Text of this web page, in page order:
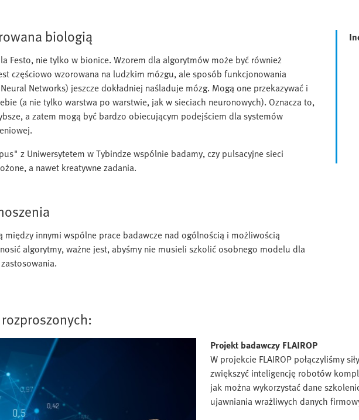
biologią
Festo, nie tylko w bionice. Wzorem dla algorytmów może być również
częściowo wzorowana na ludzkim mózgu, ale sposób funkcjonowania
Networks) jeszcze dokładniej naśladuje mózg. Mogą one przekazywać i
(a nie tylko warstwa po warstwie, jak w sieciach neuronowych). Oznacza to,
a zatem mogą być bardzo obiecującym podejściem dla systemów
z Uniwersytetem w Tybindze wspólnie badamy, czy pulsacyjne sieci
a nawet kreatywne zadania.
między innymi wspólne prace badawcze nad ogólnością i możliwością
algorytmy, ważne jest, abyśmy nie musieli szkolić osobnego modelu dla
Projekt badawczy FLAIROP
W projekcie FLAIROP połączyliśmy
zwiększyć inteligencję robotów
jak można wykorzystać dane
ujawniania wrażliwych danych